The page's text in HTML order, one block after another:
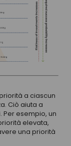
a ciascun
Ciò aiuta a
esempio, un
elevata,
una priorità